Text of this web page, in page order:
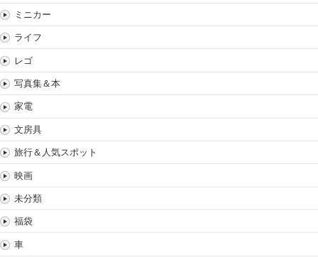
ミニカー
ライフ
レゴ
写真集＆本
家電
文房具
旅行＆人気スポット
映画
未分類
福袋
車